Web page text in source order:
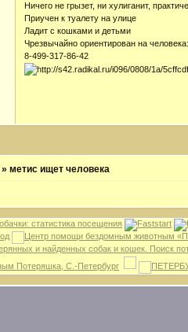
Ничего не грызет, ни хулиганит,
Приучен к туалету на улице
Ладит с кошками и детьми
Чрезвычайно ориентирован на
8-499-317-86-42
»метис ищет человека